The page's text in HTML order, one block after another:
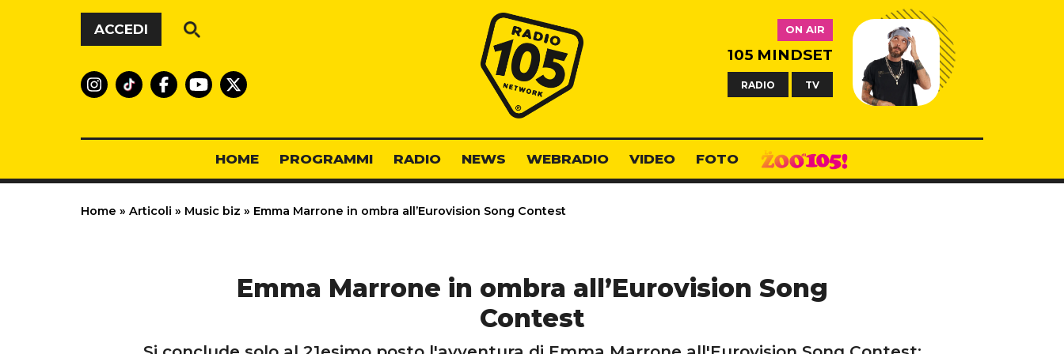
Vai al contenuto
ACCEDI
Radio 105
ON AIR
105 MINDSET
RADIO TV
HOME PROGRAMMI RADIO NEWS WEBRADIO VIDEO FOTO
Home » Articoli » Music biz » Emma Marrone in ombra all’Eurovision Song Contest
Emma Marrone in ombra all’Eurovision Song
Contest